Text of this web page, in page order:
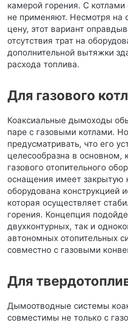
камерой горения. С котлами
не применяют. Несмотря на
цену, этот вариант
отсутствия трат на
дополнительной вытяжки
расхода топлива.
Для газового
Коаксиальные дымоходы
паре с газовыми котлами.
предусматривать, что его
целесообразна в основном,
газового отопительного
оснащения имеет закрытую
оборудована конструкцией
которая осуществляет
горения. Концепция
двухконтурных, так и
автономных отопительных
совместно с газовыми
Для
Дымоотводные системы
совместимы не только с